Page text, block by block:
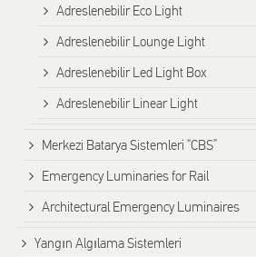
Adreslenebilir Eco Light
Adreslenebilir Lounge Light
Adreslenebilir Led Light Box
Adreslenebilir Linear Light
Merkezi Batarya Sistemleri “CBS”
Emergency Luminaries for Rail
Architectural Emergency Luminaires
Yangın Algılama Sistemleri